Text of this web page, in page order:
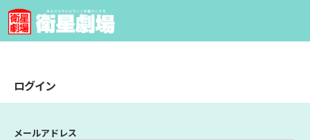
ログイン
メールアドレス